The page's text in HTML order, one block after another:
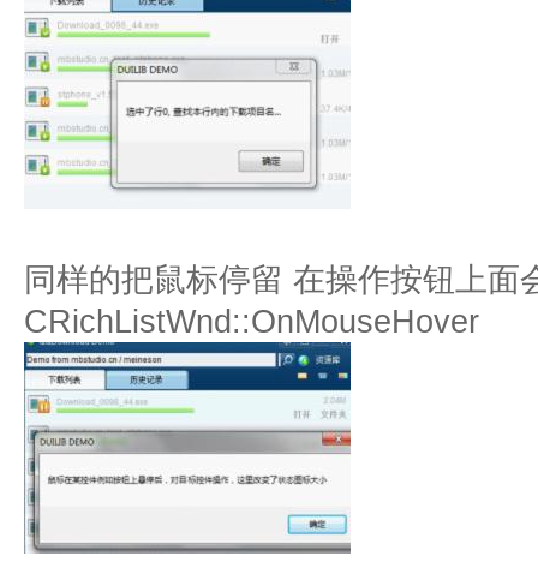
同样的把鼠标停留 在操作按钮上面
CRichListWnd::OnMouseHover